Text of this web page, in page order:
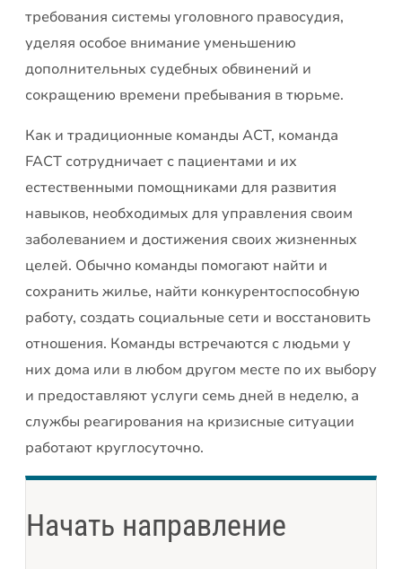
требования системы уголовного правосудия,
уделяя особое внимание уменьшению
дополнительных судебных обвинений и
сокращению времени пребывания в тюрьме.
Как и традиционные команды ACT, команда
FACT сотрудничает с пациентами и их
естественными помощниками для развития
навыков, необходимых для управления своим
заболеванием и достижения своих жизненных
целей. Обычно команды помогают найти и
сохранить жилье, найти конкурентоспособную
работу, создать социальные сети и восстановить
отношения. Команды встречаются с людьми у
них дома или в любом другом месте по их выбору
и предоставляют услуги семь дней в неделю, а
службы реагирования на кризисные ситуации
работают круглосуточно.
Начать направление